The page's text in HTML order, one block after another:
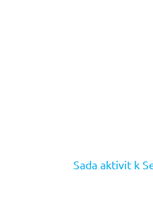
Sada aktivit k